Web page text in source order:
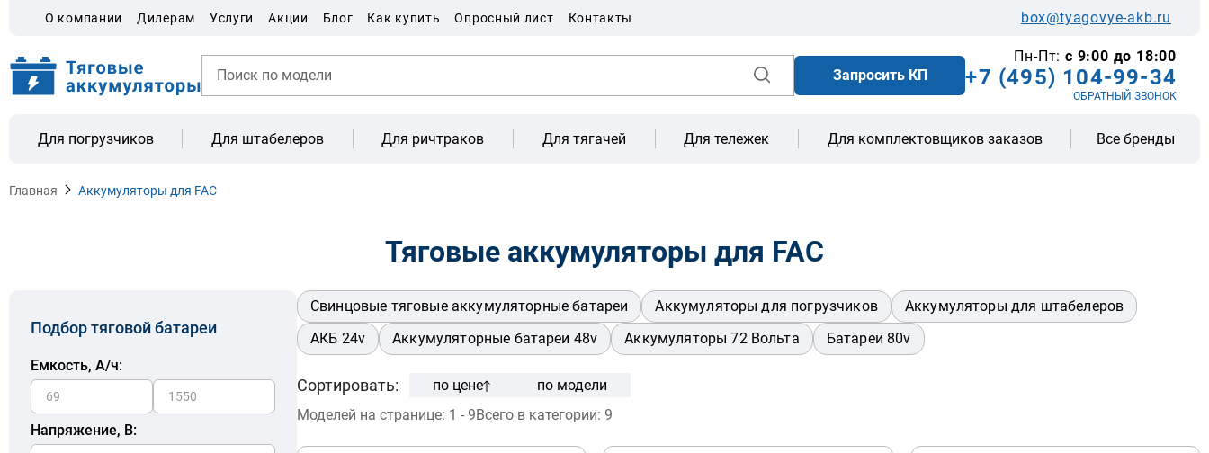
О компании Дилерам Услуги Акции Блог Как купить Опросный лист Контакты box@tyagovye-akb.ru
Запросить КП
Пн-Пт: с 9:00 до 18:00
+7 (495) 104-99-34
ОБРАТНЫЙ ЗВОНОК
Для погрузчиков Для штабелеров Для ричтраков Для тягачей Для тележек Для комплектовщиков заказов Все бренды
Главная Аккумуляторы для FAC
Тяговые аккумуляторы для FAC
Подбор тяговой батареи
Емкость, A/ч:
Напряжение, В:
Свинцовые тяговые аккумуляторные батареи Аккумуляторы для погрузчиков
Аккумуляторы для штабелеров
АКБ 24v
Аккумуляторные батареи 48v Аккумуляторы 72 Вольта Батареи 80v
Сортировать: по цене
по модели
Моделей на странице: 1 - 9Всего в категории: 9